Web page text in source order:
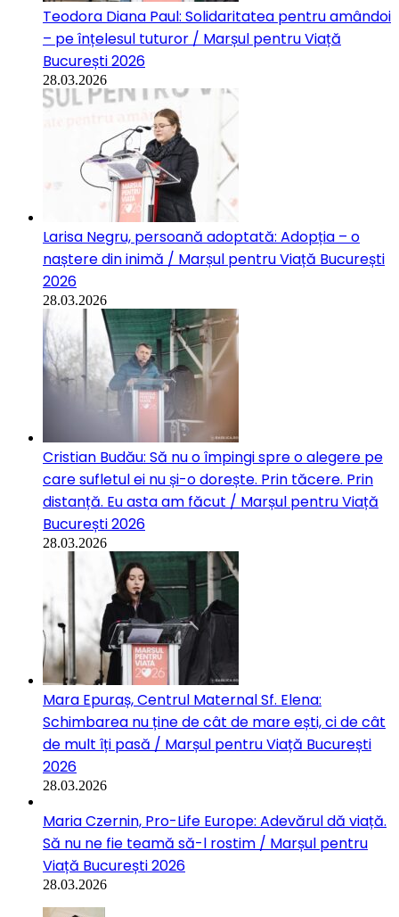
Teodora Diana Paul: Solidaritatea pentru amândoi
– pe înțelesul tuturor / Marșul pentru Viață
București 2026
28.03.2026
Larisa Negru, persoană adoptată: Adopția – o
naștere din inimă / Marșul pentru Viață București
2026
28.03.2026
Cristian Budău: Să nu o împingi spre o alegere pe
care sufletul ei nu și-o dorește. Prin tăcere. Prin
distanță. Eu asta am făcut / Marșul pentru Viață
București 2026
28.03.2026
Mara Epuraș, Centrul Maternal Sf. Elena:
Schimbarea nu ține de cât de mare ești, ci de cât
de mult îți pasă / Marșul pentru Viață București
2026
28.03.2026
Maria Czernin, Pro-Life Europe: Adevărul dă viață.
Să nu ne fie teamă să-l rostim / Marșul pentru
Viață București 2026
28.03.2026